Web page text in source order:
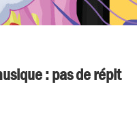
: pas de répit